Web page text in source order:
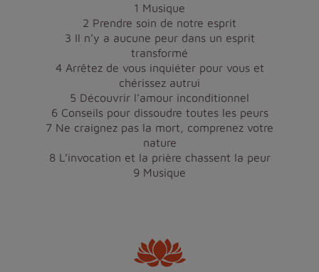
1 Musique
2 Prendre soin de notre esprit
3 Il n’y a aucune peur dans un esprit
transformé
4 Arrêtez de vous inquiéter pour vous et
chérissez autrui
5 Découvrir l’amour inconditionnel
6 Conseils pour dissoudre toutes les peurs
7 Ne craignez pas la mort, comprenez votre
nature
8 L’invocation et la prière chassent la peur
9 Musique